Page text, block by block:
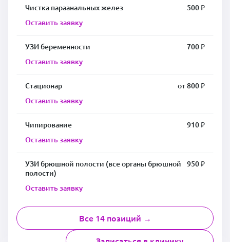
Чистка параанальных желез
500 ₽
Оставить заявку
УЗИ беременности
700 ₽
Оставить заявку
Стационар
от 800 ₽
Оставить заявку
Чипирование
910 ₽
Оставить заявку
УЗИ брюшной полости (все органы брюшной
полости)
950 ₽
Оставить заявку
Все 14 позиций →